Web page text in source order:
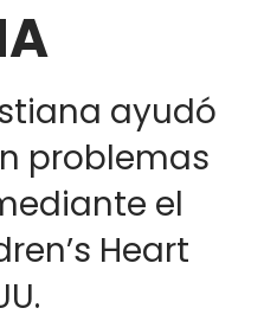
ayudó
problemas
el
Heart